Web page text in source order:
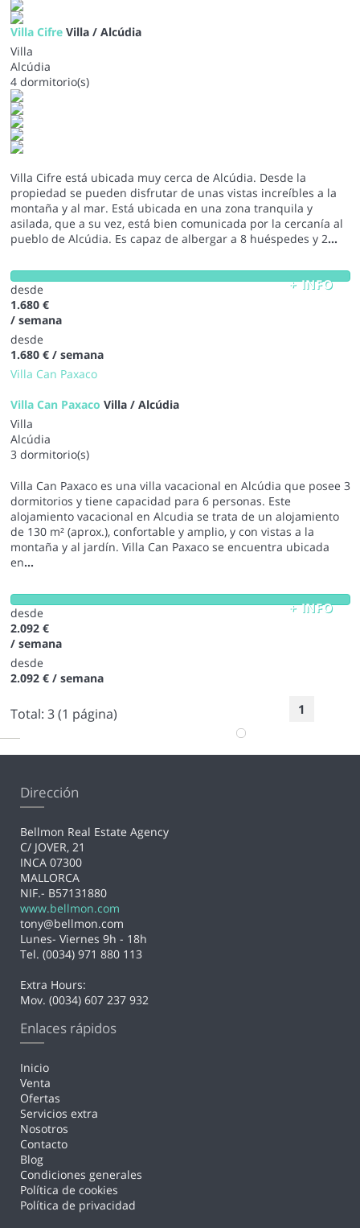
Villa Cifre Villa / Alcúdia
Villa
Alcúdia
4 dormitorio(s)
Villa Cifre está ubicada muy cerca de Alcúdia. Desde la
propiedad se pueden disfrutar de unas vistas increíbles a la
montaña y al mar. Está ubicada en una zona tranquila y
asilada, que a su vez, está bien comunicada por la cercanía al
pueblo de Alcúdia. Es capaz de albergar a 8 huéspedes y 2...
+ INFO
desde
1.680 €
/ semana
desde
1.680 €/ semana
Villa Can Paxaco
Villa Can Paxaco Villa / Alcúdia
Villa
Alcúdia
3 dormitorio(s)
Villa Can Paxaco es una villa vacacional en Alcúdia que posee 3
dormitorios y tiene capacidad para 6 personas. Este
alojamiento vacacional en Alcudia se trata de un alojamiento
de 130 m² (aprox.), confortable y amplio, y con vistas a la
montaña y al jardín. Villa Can Paxaco se encuentra ubicada
en...
+ INFO
desde
2.092 €
/ semana
desde
2.092 €/ semana
Total: 3(1 página) 1
Dirección
Bellmon Real Estate Agency
C/ JOVER, 21
INCA 07300
MALLORCA
NIF.- B57131880
www.bellmon.com
tony@bellmon.com
Lunes- Viernes 9h - 18h
Tel. (0034) 971 880 113
Extra Hours:
Mov. (0034) 607 237 932
Enlaces rápidos
Inicio
Venta
Ofertas
Servicios extra
Nosotros
Contacto
Blog
Condiciones generales
Política de cookies
Política de privacidad